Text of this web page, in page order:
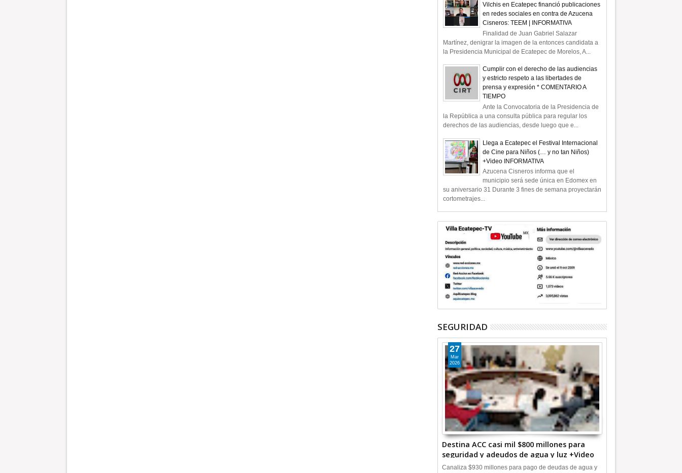
Vilchis en Ecatepec financió publicaciones
en redes sociales en contra de Azucena
Cisneros: TEEM | INFORMATIVA
Finalidad de Juan Gabriel Salazar
Martínez, denigrar la imagen de la entonces candidata a
la Presidencia Municipal de Ecatepec de Morelos, A...
Cumplir con el derecho de las audiencias
y estricto respeto a las libertades de
prensa y expresión * COMENTARIO A
TIEMPO
Ante la Convocatoria de la Presidencia de
la República a una consulta pública para regular los
derechos de las audiencias, desde luego que e...
Llega a Ecatepec el Festival Internacional
de Cine para Niños (… y no tan Niños)
+Video INFORMATIVA
Azucena Cisneros informa que el
municipio será sede única en Edomex en
su aniversario 31 Durante 3 fines de semana proyectarán
cortometrajes...
SEGURIDAD
Destina ACC casi mil $800 millones para
seguridad y adeudos de agua y luz +Video
27
Mar
2026
Canaliza $930 millones para pago de deudas de agua y